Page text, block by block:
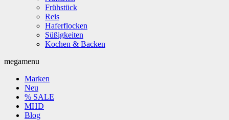
Frühstück
Reis
Haferflocken
Süßigkeiten
Kochen & Backen
megamenu
Marken
Neu
% SALE
MHD
Blog